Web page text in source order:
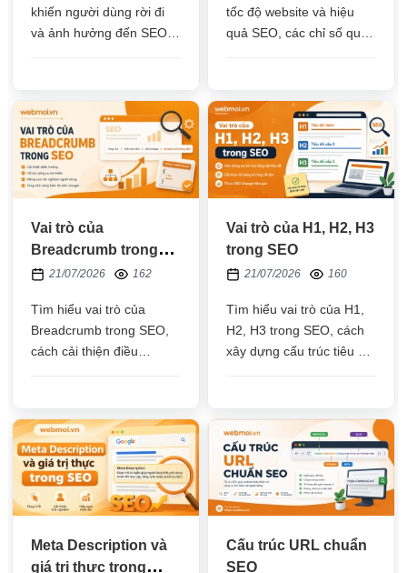
khiến người dùng rời đi
và ảnh hưởng đến SEO.
website hiệu quả, dễ áp
dụng
tốc độ website và hiệu
quả SEO, các chỉ số quan
người dùng cũng như khả
năng xếp hạng trên
Google
Vai trò của
Breadcrumb trong
SEO21/07/2026 162
Tìm hiểu vai trò của
Breadcrumb trong SEO,
cách cải thiện điều
người dùng và những lưu
ý khi triển khai đúng
chuẩn
Vai trò của H1, H2, H3
trong SEO
21/07/2026 160
Tìm hiểu vai trò của H1,
H2, H3 trong SEO, cách
xây dựng cấu trúc tiêu đề
nghiệm người dùng
Meta Description và
giá trị thực trong
Cấu trúc URL chuẩn
SEO